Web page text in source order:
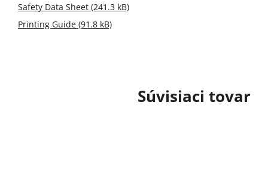
Súvisiaci tovar
Safety Data Sheet (241.3 kB)
Printing Guide (91.8 kB)